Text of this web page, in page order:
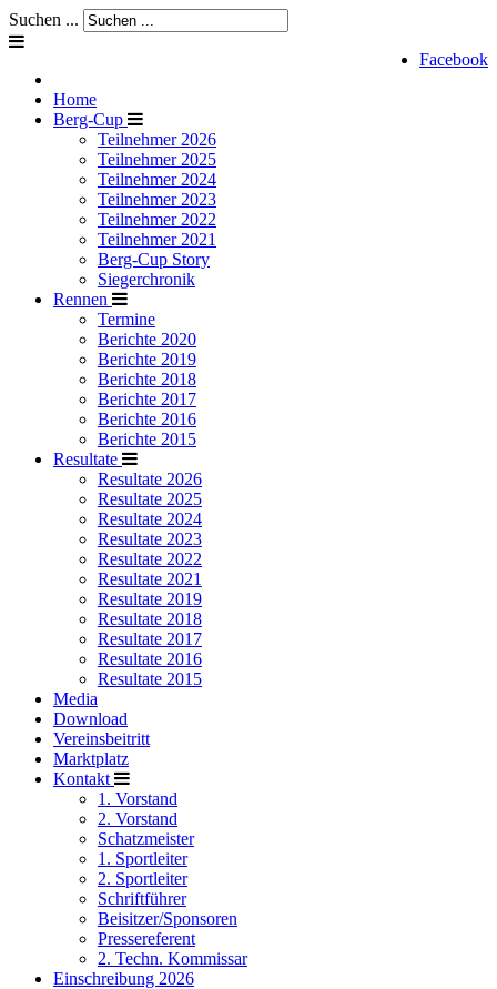
Suchen ...
Facebook
Home
Berg-Cup
Teilnehmer 2026
Teilnehmer 2025
Teilnehmer 2024
Teilnehmer 2023
Teilnehmer 2022
Teilnehmer 2021
Berg-Cup Story
Siegerchronik
Rennen
Termine
Berichte 2020
Berichte 2019
Berichte 2018
Berichte 2017
Berichte 2016
Berichte 2015
Resultate
Resultate 2026
Resultate 2025
Resultate 2024
Resultate 2023
Resultate 2022
Resultate 2021
Resultate 2019
Resultate 2018
Resultate 2017
Resultate 2016
Resultate 2015
Media
Download
Vereinsbeitritt
Marktplatz
Kontakt
1. Vorstand
2. Vorstand
Schatzmeister
1. Sportleiter
2. Sportleiter
Schriftführer
Beisitzer/Sponsoren
Pressereferent
2. Techn. Kommissar
Einschreibung 2026